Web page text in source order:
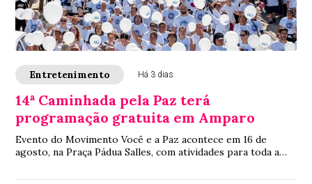
Entretenimento Há 3 dias
14ª Caminhada pela Paz terá
programação gratuita em Amparo
Evento do Movimento Você e a Paz acontece em 16 de
agosto, na Praça Pádua Salles, com atividades para toda a